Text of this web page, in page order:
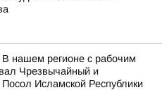
В нашем регионе с рабочим
Чрезвычайный и
Исламской Республики